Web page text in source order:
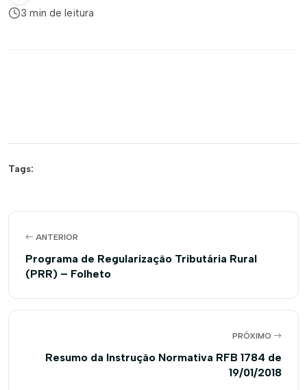
3 min de leitura
Tags:
ANTERIOR
Programa de Regularização Tributária Rural
(PRR) – Folheto
PRÓXIMO
Resumo da Instrução Normativa RFB 1784 de
19/01/2018